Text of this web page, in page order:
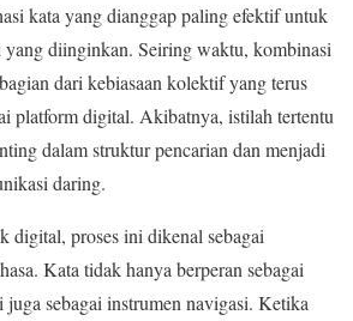
kata yang dianggap paling efektif untuk
yang diinginkan. Seiring waktu, kombinasi
dari kebiasaan kolektif yang terus
platform digital. Akibatnya, istilah tertentu
dalam struktur pencarian dan menjadi
daring.
digital, proses ini dikenal sebagai
Kata tidak hanya berperan sebagai
sebagai instrumen navigasi. Ketika